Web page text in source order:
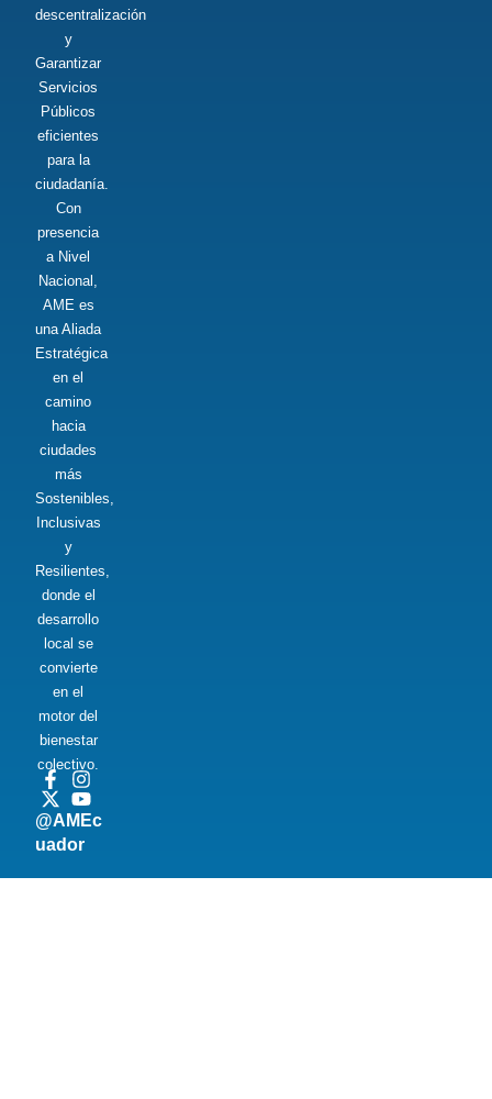
descentralización
y
Garantizar
Servicios
Públicos
eficientes
para la
ciudadanía.
Con
presencia
a Nivel
Nacional,
AME es
una Aliada
Estratégica
en el
camino
hacia
ciudades
más
Sostenibles,
Inclusivas
y
Resilientes,
donde el
desarrollo
local se
convierte
en el
motor del
bienestar
colectivo.
@AMEc
uador